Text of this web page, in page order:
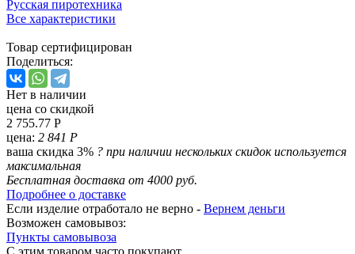
Русская пиротехника
Все характеристики
Товар сертифицирован
Поделиться:
Нет в наличии
цена со скидкой
2 755.77 Р
цена: 2 841 Р
ваша скидка 3% ? при наличии нескольких скидок используется
максимальная
Бесплатная доставка от 4000 руб.
Подробнее о доставке
Если изделие отработало не верно - Вернем деньги
Возможен самовывоз:
Пункты самовывоза
С этим товаром часто покупают